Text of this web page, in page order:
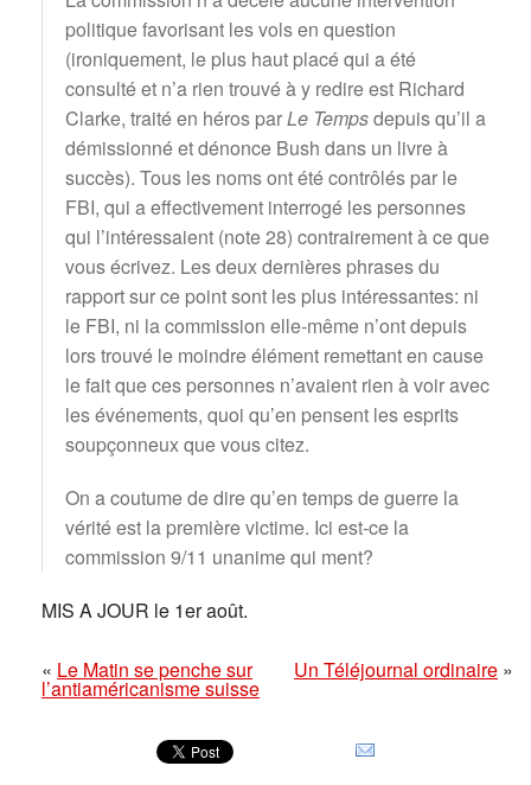
politique favorisant les vols en question
(ironiquement, le plus haut placé qui a été
consulté et n’a rien trouvé à y redire est Richard
Clarke, traité en héros parLe Tempsdepuis qu’il a
démissionné et dénonce Bush dans un livre à
succès). Tous les noms ont été contrôlés par le
FBI, qui a effectivement interrogé les personnes
qui l’intéressaient (note 28) contrairement à ce que
vous écrivez. Les deux dernières phrases du
rapport sur ce point sont les plus intéressantes: ni
le FBI, ni la commission elle-même n’ont depuis
lors trouvé le moindre élément remettant en cause
le fait que ces personnes n’avaient rien à voir avec
les événements, quoi qu’en pensent les esprits
soupçonneux que vous citez.
On a coutume de dire qu’en temps de guerre la
vérité est la première victime. Ici est-ce la
commission 9/11 unanime qui ment?
MIS A JOUR le 1er août.
« Le Matin se penche sur
l’antiaméricanisme suisse
Un Téléjournal ordinaire »